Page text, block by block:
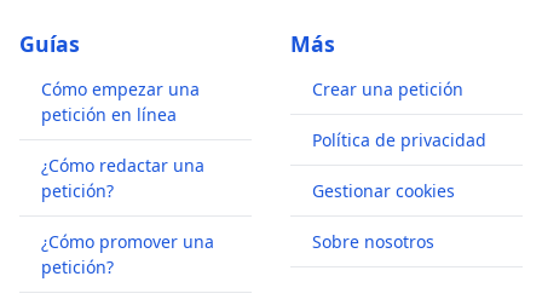
Guías
Cómo empezar una
petición en línea
¿Cómo redactar una
petición?
¿Cómo promover una
petición?
Más
Crear una petición
Política de privacidad
Gestionar cookies
Sobre nosotros